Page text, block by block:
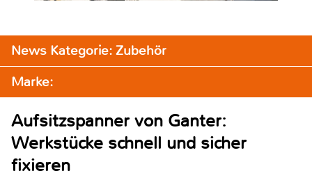
News Kategorie: Zubehör
Marke:
Aufsitzspanner von Ganter:
Werkstücke schnell und sicher
fixieren